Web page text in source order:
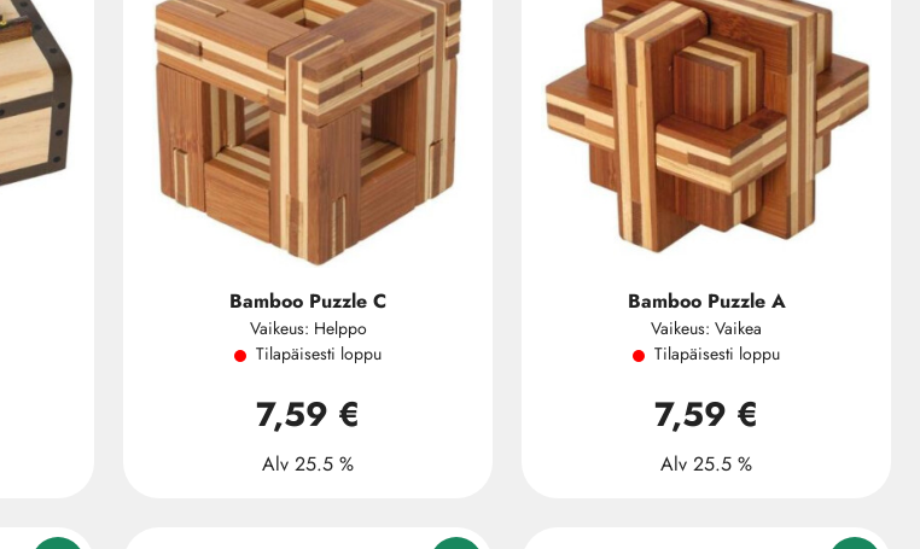
Bamboo Puzzle C
Vaikeus: Helppo
Tilapäisesti loppu
7,59 €
Alv 25.5 %
Bamboo Puzzle A
Vaikeus: Vaikea
Tilapäisesti loppu
7,59 €
Alv 25.5 %